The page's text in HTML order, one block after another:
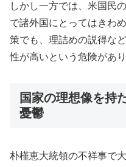
しかし一方では、米国民
で諸外国にとってはきわ
策でも、理詰めの説得な
性が高いという危険があり
国家の理想像を持
憂鬱
朴槿恵大統領の不祥事で